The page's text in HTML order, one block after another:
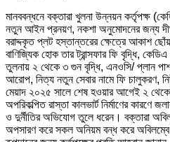
মানববন্ধনে বক্তারা খুলনা উন্নয়ন কর্তৃপক্ষ
নতুন আইন প্রনয়ণ, নকশা অনুমোদনের জন্য
বরাদ্দকৃত প্লট হস্তান্তরের ক্ষেত্রে আকাশ
বাণিজ্যিক হোক তার ট্রান্সফার ফি বৃদ্ধি, কেডিএ
তুলনায় ২ থেকে ৩ গুন বৃদ্ধি, এনওসি/ প্লান
আরোপ, নিত্য নতুন সেবার নামে ফি চালুকরণ,
মেয়াদ ২০২৫ সালে শেষ হওয়ার আগেই ২ থেকে
অপরিকল্পিত রাস্তা কালভার্ট নির্মাণের কারণে
ও দুর্নীতির অভিযোগ তুলে ধরেন। বক্তারা
অপসারণ করে সকল অনিয়ম বন্ধ করে অবিলম্বে